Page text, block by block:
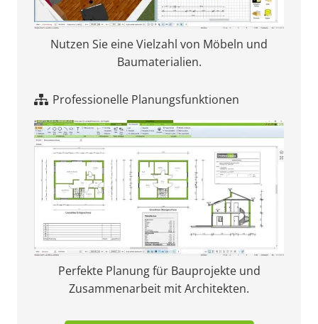
Nutzen Sie eine Vielzahl von Möbeln und
Baumaterialien.
Professionelle Planungsfunktionen
Perfekte Planung für Bauprojekte und
Zusammenarbeit mit Architekten.